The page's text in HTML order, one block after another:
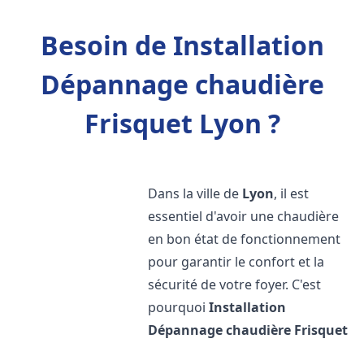
Besoin de Installation
Dépannage chaudière
Frisquet Lyon ?
Dans la ville de Lyon, il est
essentiel d'avoir une chaudière
en bon état de fonctionnement
pour garantir le confort et la
sécurité de votre foyer. C'est
pourquoiInstallation
Dépannage chaudière Frisquet